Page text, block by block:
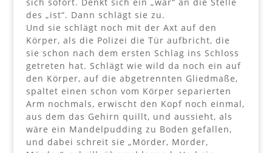
des „ist“. Dann schlägt sie zu.
Und sie schlägt noch mit der Axt auf den
Körper, als die Polizei die Tür aufbricht, die
sie schon nach dem ersten Schlag ins Schloss
getreten hat. Schlägt wie wild da noch ein auf
den Körper, auf die abgetrennten Gliedmaße,
spaltet einen schon vom Körper separierten
Arm nochmals, erwischt den Kopf noch einmal,
aus dem das Gehirn quillt, und aussieht, als
wäre ein Mandelpudding zu Boden gefallen,
und dabei schreit sie „Mörder, Mörder,